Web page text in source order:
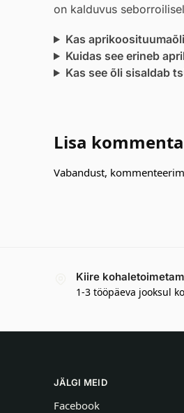
on kalduvus
Kas
Kuidas see erineb
Kas see õli sisaldab
Lisa
Vabandust,
Kiire
1-3 tööpäeva jooksul
JÄLGI MEID
Facebook